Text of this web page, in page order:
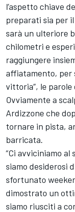
l’aspetto chiave
preparati sia per
sarà un ulteriore
chilometri e
raggiungere
affiatamento, per
vittoria”, le
Ovviamente a
Ardizzone che
tornare in pista,
barricata.
“Ci avviciniamo
siamo desiderosi
sfortunato
dimostrato un
siamo riusciti a